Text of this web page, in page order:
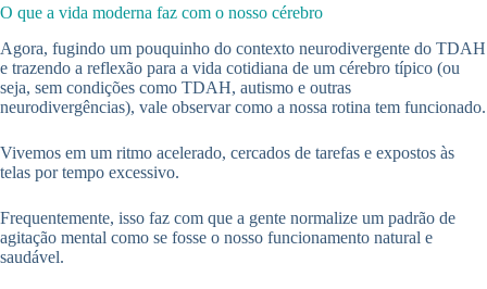
O que a vida moderna faz com o nosso cérebro
Agora, fugindo um pouquinho do contexto neurodivergente do TDAH
e trazendo a reflexão para a vida cotidiana de um cérebro típico (ou
seja, sem condições como TDAH, autismo e outras
neurodivergências), vale observar como a nossa rotina tem funcionado.
Vivemos em um ritmo acelerado, cercados de tarefas e expostos às
telas por tempo excessivo.
Frequentemente, isso faz com que a gente normalize um padrão de
agitação mental como se fosse o nosso funcionamento natural e
saudável.